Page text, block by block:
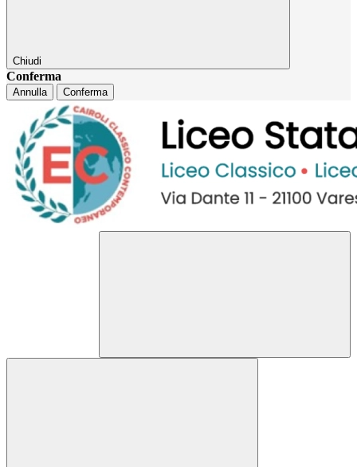
Chiudi
Conferma
Annulla Conferma